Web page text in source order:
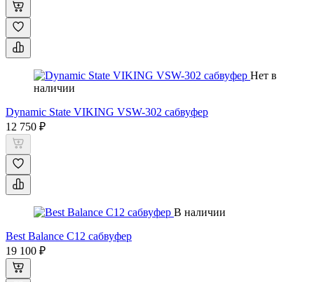
Нет в
наличии
Dynamic State VIKING VSW-302 сабвуфер
12 750 ₽
В наличии
Best Balance C12 сабвуфер
19 100 ₽